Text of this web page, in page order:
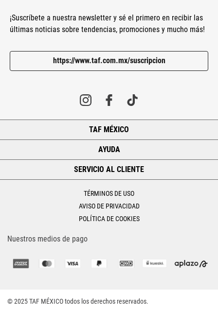
¡Suscríbete a nuestra newsletter y sé el primero en recibir las
últimas noticias sobre tendencias, promociones y mucho más!
https://www.taf.com.mx/suscripcion
TAF MÉXICO
AYUDA
SERVICIO AL CLIENTE
TÉRMINOS DE USO
AVISO DE PRIVACIDAD
POLÍTICA DE COOKIES
Nuestros medios de pago
© 2025 TAF MÉXICO todos los derechos reservados.